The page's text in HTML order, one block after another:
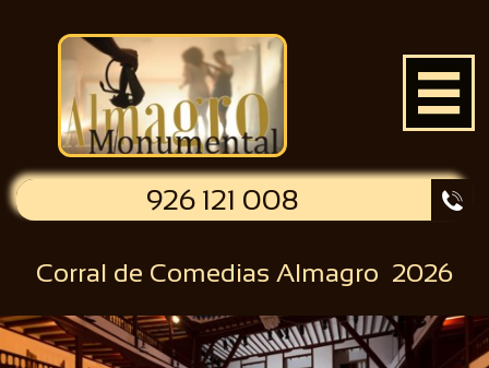

926 121 008 
Corral de Comedias Almagro 2026